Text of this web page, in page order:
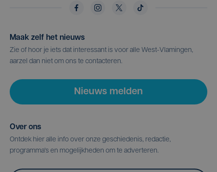
Maak zelf het nieuws
Zie of hoor je iets dat interessant is voor alle West-Vlamingen,
aarzel dan niet om ons te contacteren.
Nieuws melden
Over ons
Ontdek hier alle info over onze geschiedenis, redactie,
programma's en mogelijkheden om te adverteren.